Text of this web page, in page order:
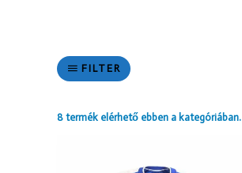
FILTER
8 termék elérhető ebben a kategóriában.